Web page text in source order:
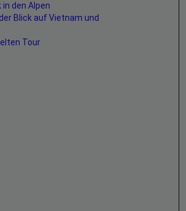
den Alpen
Blick auf Vietnam und
Tour